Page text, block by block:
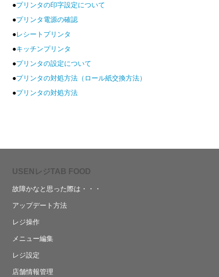
●プリンタの印字設定について
●プリンタ電源の確認
●レシートプリンタ
●キッチンプリンタ
●プリンタの設定について
●プリンタの対処方法（ロール紙交換方法）
●プリンタの対処方法
USENレジTAB FOOD
故障かなと思った際は・・・
アップデート方法
レジ操作
メニュー編集
レジ設定
店舗情報管理